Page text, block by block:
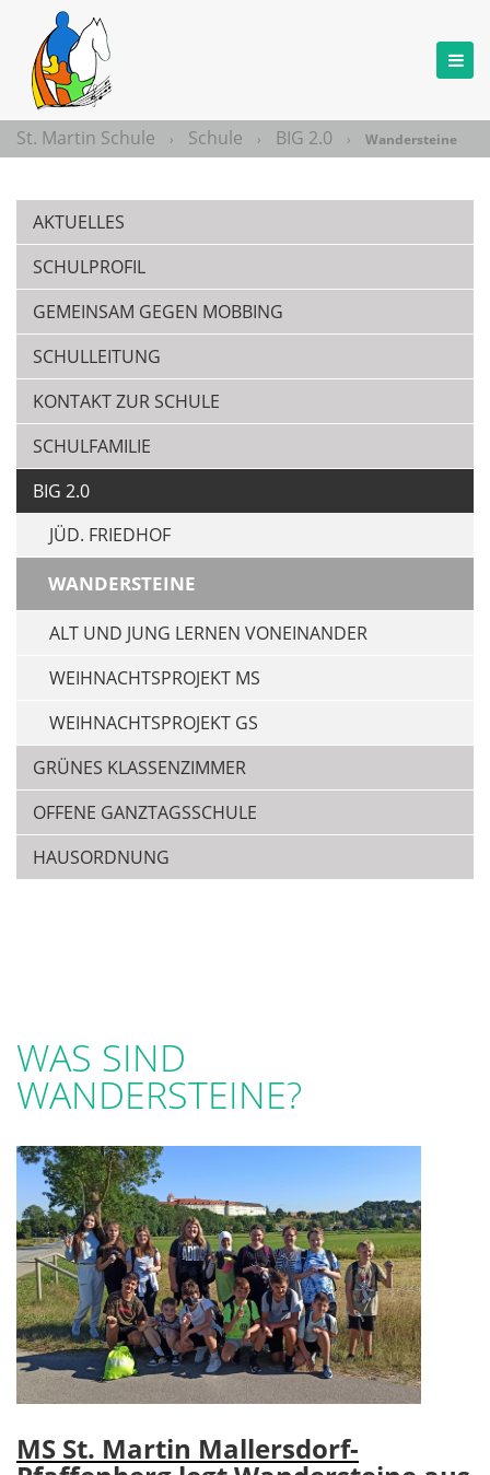
St. Martin Schule › Schule › BIG 2.0 › Wandersteine
AKTUELLES
SCHULPROFIL
GEMEINSAM GEGEN MOBBING
SCHULLEITUNG
KONTAKT ZUR SCHULE
SCHULFAMILIE
BIG 2.0
JÜD. FRIEDHOF
WANDERSTEINE
ALT UND JUNG LERNEN VONEINANDER
WEIHNACHTSPROJEKT MS
WEIHNACHTSPROJEKT GS
GRÜNES KLASSENZIMMER
OFFENE GANZTAGSSCHULE
HAUSORDNUNG
WAS SIND
WANDERSTEINE?
MS St. Martin Mallersdorf-